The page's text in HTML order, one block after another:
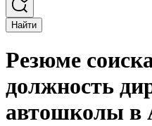
Найти
Резюме
должность
автошколы в